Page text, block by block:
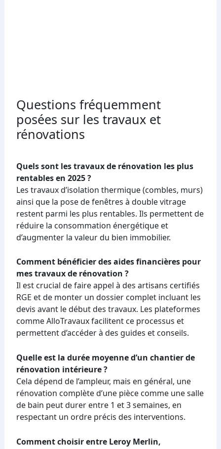
Questions fréquemment
posées sur les travaux et
rénovations
Quels sont les travaux de rénovation les plus
rentables en 2025 ?
Les travaux d’isolation thermique (combles, murs)
ainsi que la pose de fenêtres à double vitrage
restent parmi les plus rentables. Ils permettent de
réduire la consommation énergétique et
d’augmenter la valeur du bien immobilier.
Comment bénéficier des aides financières pour
mes travaux de rénovation ?
Il est crucial de faire appel à des artisans certifiés
RGE et de monter un dossier complet incluant les
devis avant le début des travaux. Les plateformes
comme AlloTravaux facilitent ce processus et
permettent d’accéder à des guides et conseils.
Quelle est la durée moyenne d’un chantier de
rénovation intérieure ?
Cela dépend de l’ampleur, mais en général, une
rénovation complète d’une pièce comme une salle
de bain peut durer entre 1 et 3 semaines, en
respectant un ordre précis des interventions.
Comment choisir entre Leroy Merlin,